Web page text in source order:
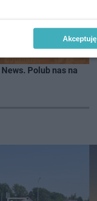
Polub nas na
Akceptuję